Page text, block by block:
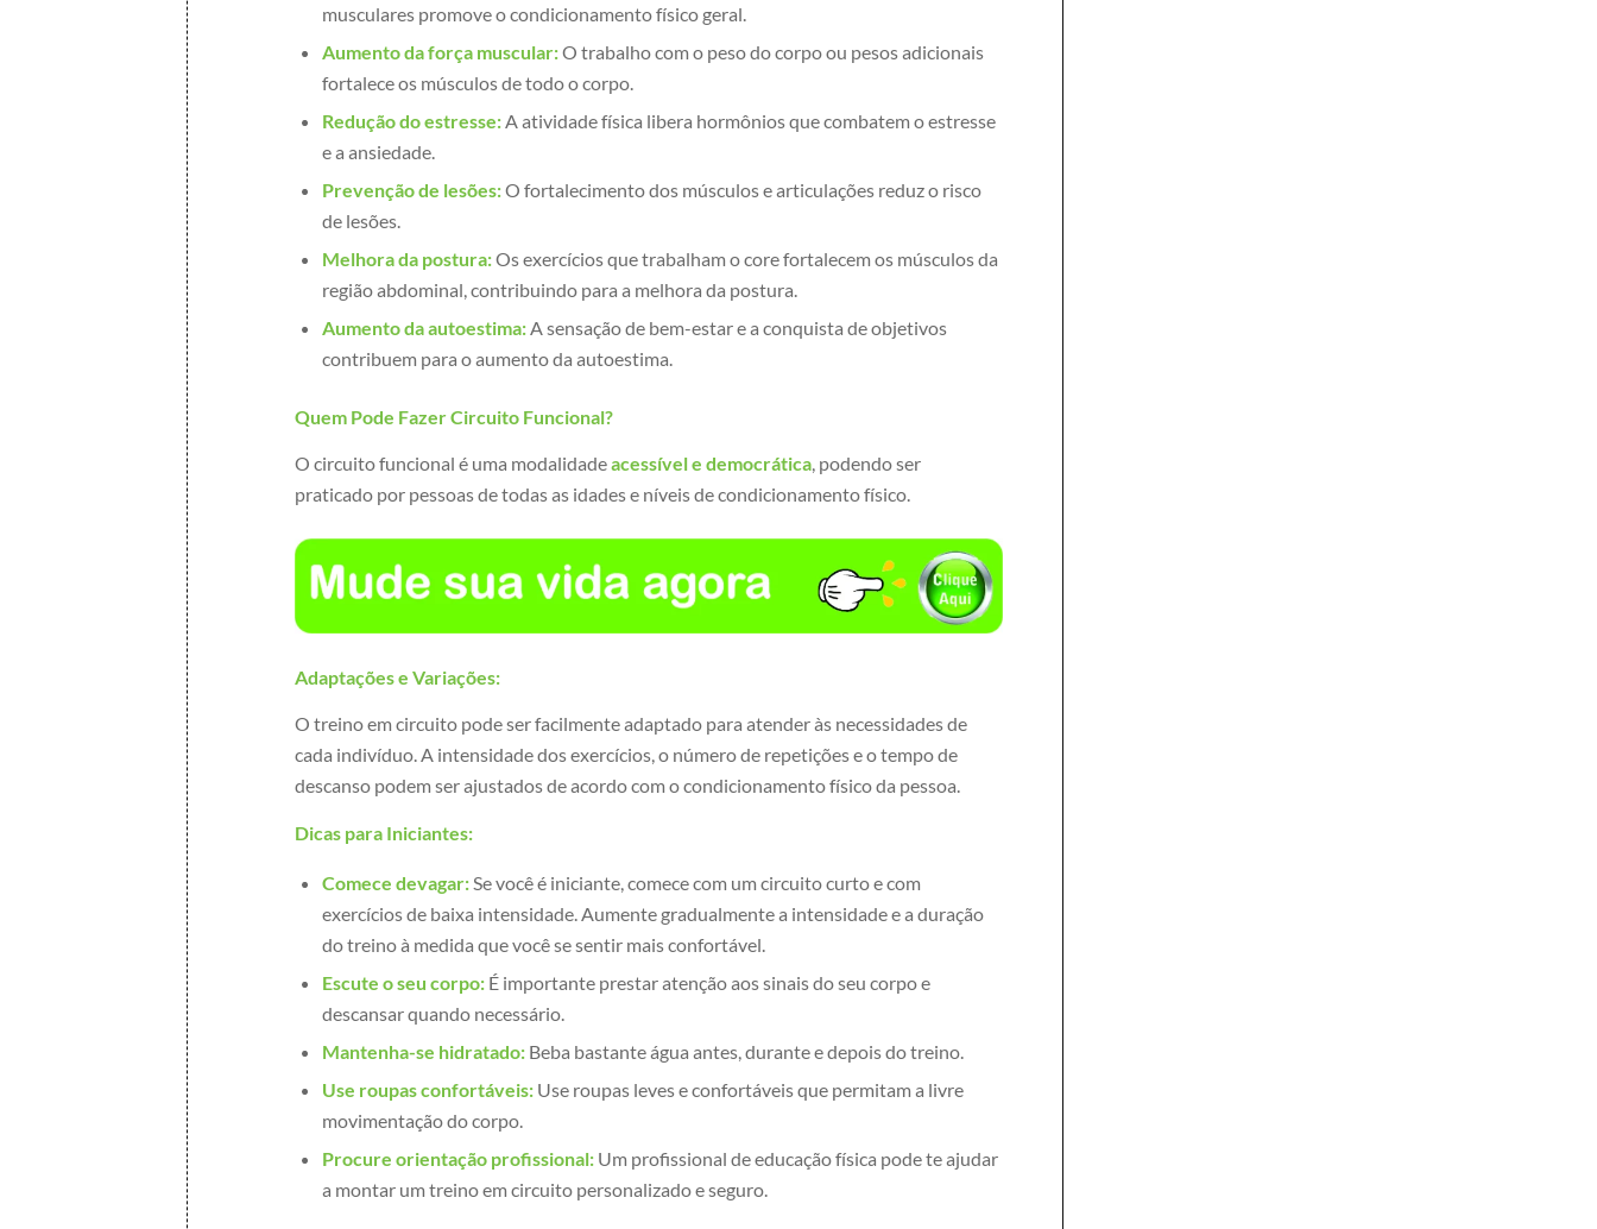
musculares promove o condicionamento físico geral.
Aumento da força muscular:O trabalho com o peso do corpo ou pesos adicionais
fortalece os músculos de todo o corpo.
Redução do estresse: A atividade física libera hormônios que combatem o estresse
e a ansiedade.
Prevenção de lesões:O fortalecimento dos músculos e articulações reduz o risco
de lesões.
Melhora da postura:Os exercícios que trabalham o core fortalecem os músculos da
região abdominal, contribuindo para a melhora da postura.
Aumento da autoestima: A sensação de bem-estar e a conquista de objetivos
contribuem para o aumento da autoestima.
Quem Pode Fazer Circuito Funcional?
O circuito funcional é uma modalidadeacessível e democrática, podendo ser
praticado por pessoas de todas as idades e níveis de condicionamento físico.
Adaptações e Variações:
O treino em circuito pode ser facilmente adaptado para atender às necessidades de
cada indivíduo. A intensidade dos exercícios, o número de repetições e o tempo de
descanso podem ser ajustados de acordo com o condicionamento físico da pessoa.
Dicas para Iniciantes:
Comece devagar:Se você é iniciante, comece com um circuito curto e com
exercícios de baixa intensidade. Aumente gradualmente a intensidade e a duração
do treino à medida que você se sentir mais confortável.
Escute o seu corpo: É importante prestar atenção aos sinais do seu corpo e
descansar quando necessário.
Mantenha-se hidratado: Beba bastante água antes, durante e depois do treino.
Use roupas confortáveis: Use roupas leves e confortáveis que permitam a livre
movimentação do corpo.
Procure orientação profissional: Um profissional de educação física pode te ajudar
a montar um treino em circuito personalizado e seguro.